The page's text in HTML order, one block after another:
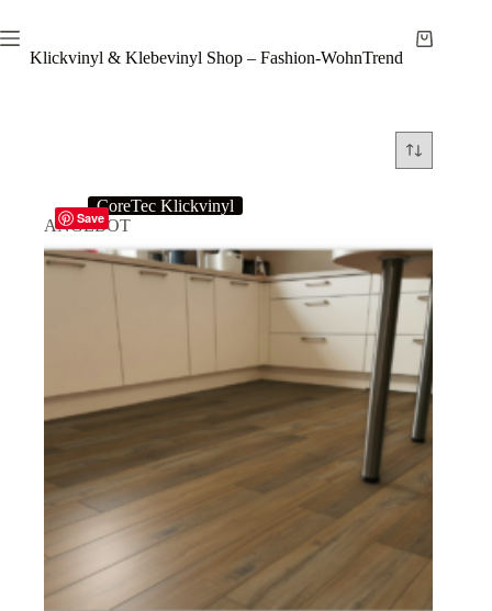
Inhalt
springenKlickvinyl & Klebevinyl Shop – Fashion-WohnTrend
Warenkorb
Save
CoreTec Klickvinyl
ANGEBOT